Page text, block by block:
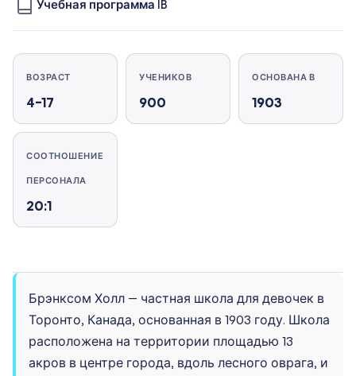
Учебная программа IB
ВОЗРАСТ
4–17
УЧЕНИКОВ
900
ОСНОВАНА В
1903
СООТНОШЕНИЕ
ПЕРСОНАЛА
20:1
Брэнксом Холл — частная школа для девочек в
Торонто, Канада, основанная в 1903 году. Школа
расположена на территории площадью 13
акров в центре города, вдоль лесного оврага, и